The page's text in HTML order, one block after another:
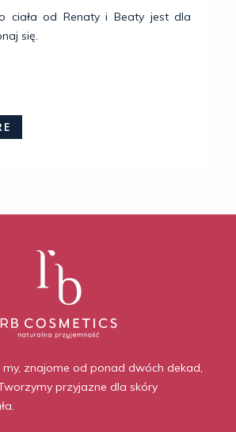
ciała od Renaty i Beaty jest dla
się.
my, znajome od ponad dwóch dekad,
przyjazne dla skóry